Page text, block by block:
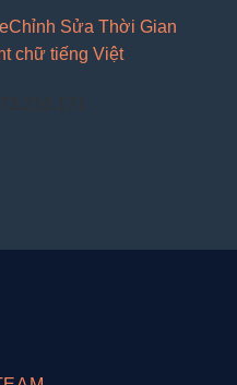
Chỉnh Sửa Thời Gian
chữ tiếng Việt